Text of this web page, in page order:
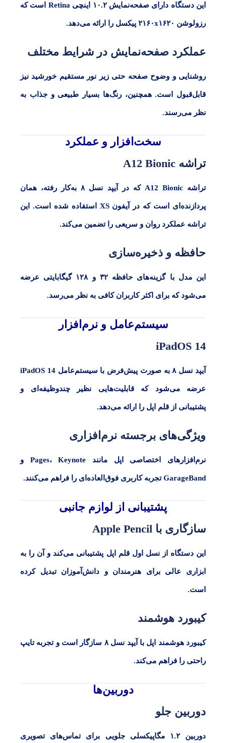
این دستگاه دارای صفحه‌نمایش۱۰.۲ اینچی Retina است که
رزولوشن ۲۱۶۰x۱۶۲۰ پیکسل را ارائه می‌دهد.
عملکرد صفحه‌نمایش در شرایط مختلف
روشنایی و وضوح صفحه حتی زیر نور مستقیم خورشید نیز
قابل‌قبول است. همچنین، رنگ‌ها بسیار طبیعی و جذاب به
نظر می‌رسند.
سخت‌افزار و عملکرد
تراشه A12 Bionic
تراشهA12 Bionic که در آیپد نسل ۸ به‌کار رفته، همان
پردازنده‌ای است که در آیفونXS استفاده شده است. این
تراشه عملکرد روان و سریعی را تضمین می‌کند.
حافظه و ذخیره‌سازی
این مدل با گزینه‌های حافظه۳۲ و ۱۲۸ گیگابایتی عرضه
می‌شود که برای اکثر کاربران کافی به نظر می‌رسد.
سیستم‌عامل و نرم‌افزار
iPadOS 14
آیپد نسل ۸ به صورت پیش‌فرض با سیستم‌عاملiPadOS 14
عرضه می‌شود که قابلیت‌هایی نظیر چندوظیفه‌ای و
پشتیبانی از قلم اپل را ارائه می‌دهد.
ویژگی‌های برجسته نرم‌افزاری
نرم‌افزارهای اختصاصی اپل مانند Pages، Keynote و
GarageBandتجربه کاربری فوق‌العاده‌ای را فراهم می‌کنند.
پشتیبانی از لوازم جانبی
سازگاری با Apple Pencil
این دستگاه از نسل اول قلم اپل پشتیبانی می‌کند و آن را به
ابزاری عالی برای هنرمندان و دانش‌آموزان تبدیل کرده
است.
کیبورد هوشمند
کیبورد هوشمند اپل با آیپد نسل ۸ سازگار است و تجربه تایپ
راحتی را فراهم می‌کند.
دوربین‌ها
دوربین جلو
دوربین ۱.۲ مگاپیکسلی جلویی برای تماس‌های تصویری
در حال اتصال...